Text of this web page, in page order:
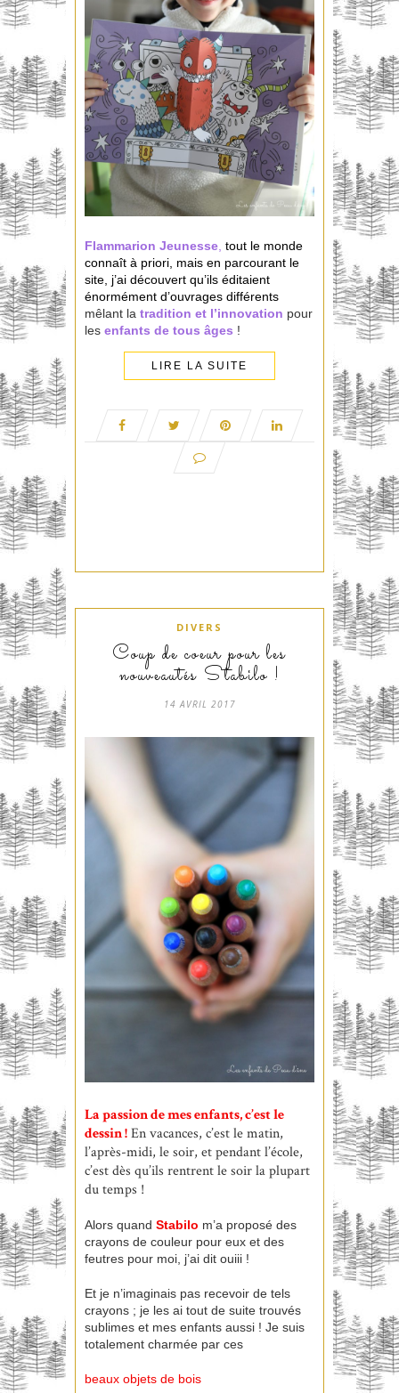
Flammarion Jeunesse, tout le monde
connaît à priori, mais en parcourant le
site, j’ai découvert qu’ils éditaient
énormément d’ouvrages différents
mêlant la tradition et l’innovation pour
les enfants de tous âges !
LIRE LA SUITE
DIVERS
Coup de coeur pour les
nouveautés Stabilo !
14 AVRIL 2017
La passion de mes enfants, c’est le
dessin !En vacances, c’est le matin,
l’après-midi, le soir, et pendant l’école,
c’est dès qu’ils rentrent le soir la plupart
du temps !
Alors quand Stabilo m’a proposé des
crayons de couleur pour eux et des
feutres pour moi, j’ai dit ouiii !
Et je n’imaginais pas recevoir de tels
crayons ; je les ai tout de suite trouvés
sublimes et mes enfants aussi ! Je suis
totalement charmée par ces
beaux objets de bois